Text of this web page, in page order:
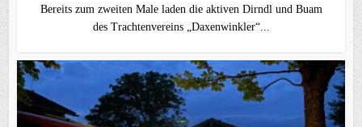
Bereits zum zweiten Male laden die aktiven Dirndl und Buam
des Trachtenvereins „Daxenwinkler“...